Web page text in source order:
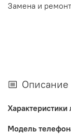
Замена и
Описание
Характеристики
Модель